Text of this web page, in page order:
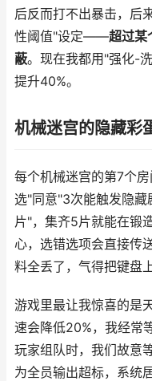
后反而打不出暴击，后
性阈值"设定——超过某
蔽。现在我都用"强化-
提升40%。
机械迷宫的隐藏彩
每个机械迷宫的第7个
选"同意"3次能触发隐
片"，集齐5片就能在锻
心，选错选项会直接传
料全丢了，气得把键盘
游戏里最让我惊喜的是
速会降低20%，我经常
玩家组队时，我们故意
为全员输出超标，系统